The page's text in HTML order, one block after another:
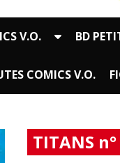
V.O. BD
COMICS V.O.
TITANS